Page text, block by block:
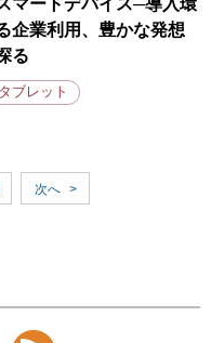
マートデバイス─導入環
企業利用、豊かな発想
る
タブレット
次へ >